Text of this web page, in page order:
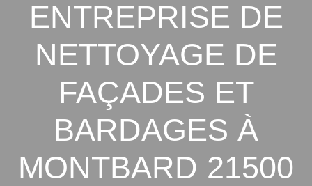
ENTREPRISE DE
NETTOYAGE DE
FAÇADES ET
BARDAGES À
MONTBARD 21500